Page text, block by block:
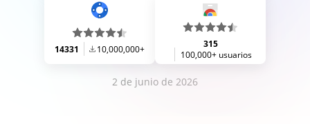
14331 10,000,000+
315
100,000+ usuarios
2 de junio de 2026